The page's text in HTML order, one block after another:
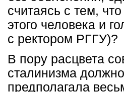
считаясь с тем,
этого человека и
с ректором РГГУ)?
В пору расцвета
сталинизма
предполагала